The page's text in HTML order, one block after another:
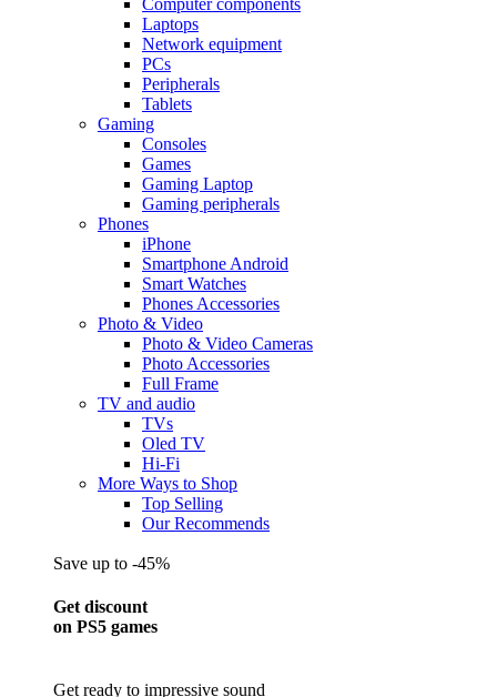
Laptops
Network equipment
PCs
Peripherals
Tablets
Gaming
Consoles
Games
Gaming Laptop
Gaming peripherals
Phones
iPhone
Smartphone Android
Smart Watches
Phones Accessories
Photo & Video
Photo & Video Cameras
Photo Accessories
Full Frame
TV and audio
TVs
Oled TV
Hi-Fi
More Ways to Shop
Top Selling
Our Recommends
Save up to -45%
Get discount
on PS5 games
Get ready to impressive sound